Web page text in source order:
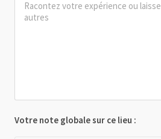
Votre note globale sur ce lieu :